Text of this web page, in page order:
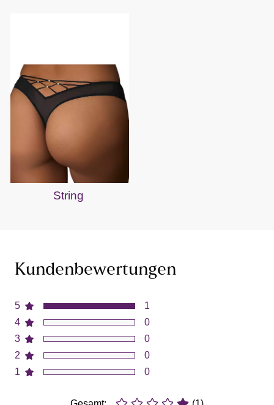
String
Kundenbewertungen
5
4
3
2
1
1
0
0
0
0